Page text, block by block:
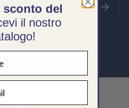
Iscriviti
la
sconto del
il nostro